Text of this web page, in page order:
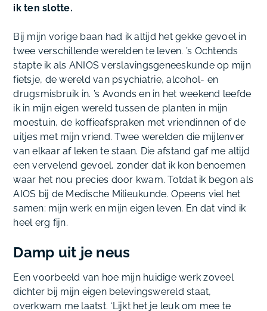
ik ten slotte.
Bij mijn vorige baan had ik altijd het gekke gevoel in
twee verschillende werelden te leven. ’s Ochtends
stapte ik als ANIOS verslavingsgeneeskunde op mijn
fietsje, de wereld van psychiatrie, alcohol- en
drugsmisbruik in. ’s Avonds en in het weekend leefde
ik in mijn eigen wereld tussen de planten in mijn
moestuin, de koffieafspraken met vriendinnen of de
uitjes met mijn vriend. Twee werelden die mijlenver
van elkaar af leken te staan. Die afstand gaf me altijd
een vervelend gevoel, zonder dat ik kon benoemen
waar het nou precies door kwam. Totdat ik begon als
AIOS bij de Medische Milieukunde. Opeens viel het
samen: mijn werk en mijn eigen leven. En dat vind ik
heel erg fijn.
Damp uit je neus
Een voorbeeld van hoe mijn huidige werk zoveel
dichter bij mijn eigen belevingswereld staat,
overkwam me laatst. ‘Lijkt het je leuk om mee te